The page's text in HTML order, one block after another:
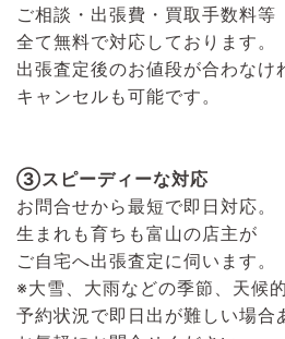
ご相談・出張費・買取手数料等
全て無料で対応しております。
出張査定後のお値段が合わなけ
キャンセルも可能です。
③スピーディーな対応
お問合せから最短で即日対応。
生まれも育ちも富山の店主が
ご自宅へ出張査定に伺います。
※大雪、大雨などの季節、天候
予約状況で即日出が難しい場合